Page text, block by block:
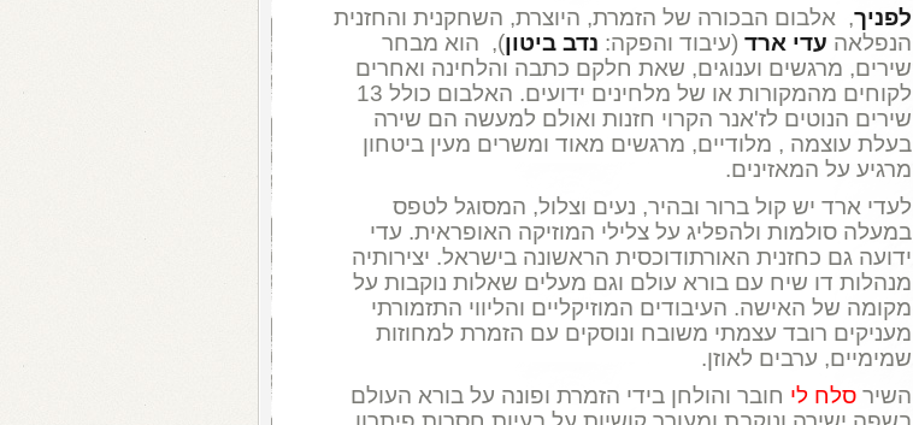
לפניך, אלבום הבכורה של הזמרת, היוצרת, השחקנית והחזנית
הנפלאה עדי ארד (עיבוד והפקה: נדב ביטון), הוא מבחר
שירים, מרגשים וענוגים, שאת חלקם כתבה והלחינה ואחרים
לקוחים מהמקורות או של מלחינים ידועים. האלבום כולל 13
שירים הנוטים לז'אנר הקרוי חזנות ואולם למעשה הם שירה
בעלת עוצמה , מלודיים, מרגשים מאוד ומשרים מעין ביטחון
מרגיע על המאזינים.
לעדי ארד יש קול ברור ובהיר, נעים וצלול, המסוגל לטפס
במעלה סולמות ולהפליג על צלילי המוזיקה האופראית. עדי
ידועה גם כחזנית האורתודוכסית הראשונה בישראל. יצירותיה
מנהלות דו שיח עם בורא עולם וגם מעלים שאלות נוקבות על
מקומה של האישה. העיבודים המוזיקליים והליווי התזמורתי
מעניקים רובד עצמתי משובח ונוסקים עם הזמרת למחוזות
שמימיים, ערבים לאוזן.
השיר סלח לי חובר והולחן בידי הזמרת ופונה על בורא העולם